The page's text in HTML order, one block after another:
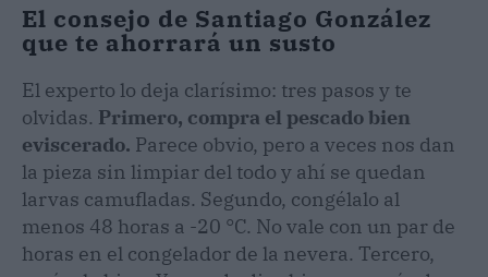
El consejo de Santiago González
que te ahorrará un susto
El experto lo deja clarísimo: tres pasos y te
olvidas. Primero, compra el pescado bien
eviscerado. Parece obvio, pero a veces nos dan
la pieza sin limpiar del todo y ahí se quedan
larvas camufladas. Segundo, congélalo al
menos 48 horas a -20 °C. No vale con un par de
horas en el congelador de la nevera. Tercero,